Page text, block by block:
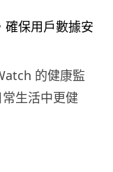
確保用戶數據安
的健康監
生活中更健